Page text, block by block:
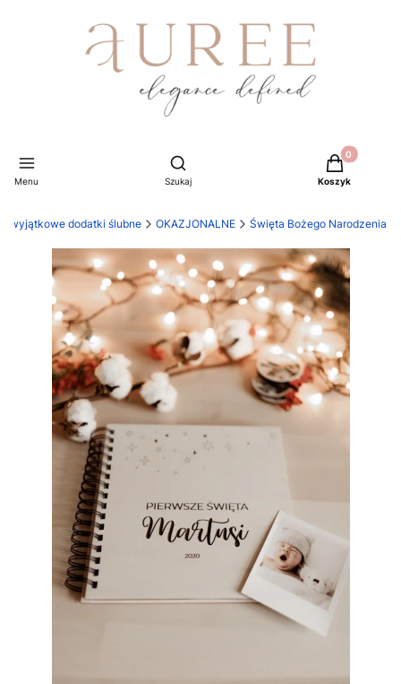
Menu
Otwórz wyszukiwarkę
Szukaj
Produkty w
Koszyk
- wyjątkowe dodatki ślubne OKAZJONALNE Święta Bożego Narodzenia